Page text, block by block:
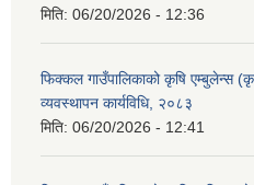
मिति: 06/20/2026 - 12:36
फिक्कल गाउँपालिकाको कृषि एम्बुलेन्स
व्यवस्थापन कार्यविधि, २०८३
मिति: 06/20/2026 - 12:41